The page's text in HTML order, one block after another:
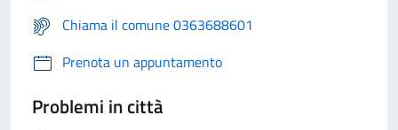
Chiama il comune 0363688601
Prenota un appuntamento
Problemi in città